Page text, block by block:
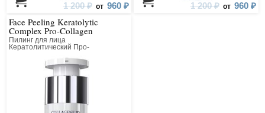
1 200 ₽ от 960 ₽ 1 200 ₽ от 960 ₽
Face Peeling Keratolytic
Complex Pro-Collagen
Пилинг для лица
Кератолитический Про-